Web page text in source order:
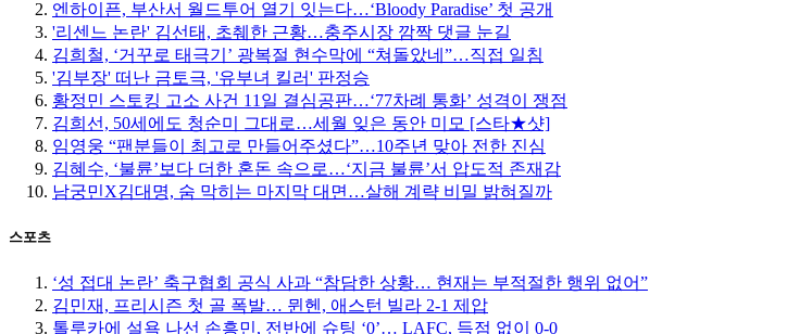
엔하이픈, 부산서 월드투어 열기 잇는다…‘Bloody Paradise’ 첫 공개
'리센느 논란' 김선태, 초췌한 근황…충주시장 깜짝 댓글 눈길
김희철, ‘거꾸로 태극기’ 광복절 현수막에 “쳐돌았네”…직접 일침
'김부장' 떠난 금토극, '유부녀 킬러' 판정승
황정민 스토킹 고소 사건 11일 결심공판…‘77차례 통화’ 성격이 쟁점
김희선, 50세에도 청순미 그대로…세월 잊은 동안 미모 [스타★샷]
임영웅 “팬분들이 최고로 만들어주셨다”…10주년 맞아 전한 진심
김혜수, ‘불륜’보다 더한 혼돈 속으로…‘지금 불륜’서 압도적 존재감
남궁민X김대명, 숨 막히는 마지막 대면…살해 계략 비밀 밝혀질까
스포츠
‘성 접대 논란’ 축구협회 공식 사과 “참담한 상황… 현재는 부적절한 행위 없어”
김민재, 프리시즌 첫 골 폭발… 뮌헨, 애스턴 빌라 2-1 제압
톨루카에 설욕 나선 손흥민, 전반에 슈팅 ‘0’… LAFC, 득점 없이 0-0